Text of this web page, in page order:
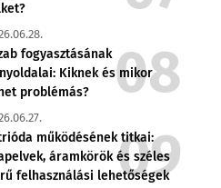
fogyasztásának
Kiknek és mikor
problémás?
működésének titkai:
áramkörök és széles
felhasználási lehetőségek